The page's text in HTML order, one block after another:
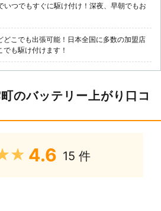
つでもすぐに駆け付け！深夜、早朝でもお
どこでも出張可能！日本全国に多数の加盟店
も駆け付けます！
のバッテリー上がり口コ
4.6 15 件